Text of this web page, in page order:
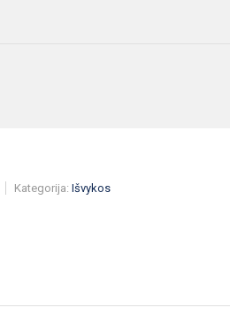
Kategorija: Išvykos